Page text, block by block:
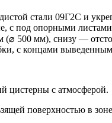
стали 09Г2С и
с под опорными
(⌀ 500 мм), снизу —
с концами
цистерны с атмосферой.
поверхностью в